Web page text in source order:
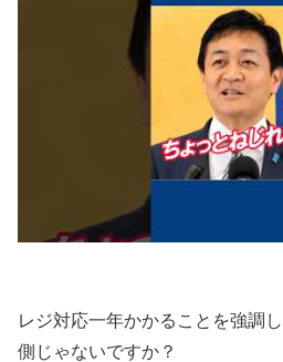
レジ対応一年かかることを強調
側じゃないですか？